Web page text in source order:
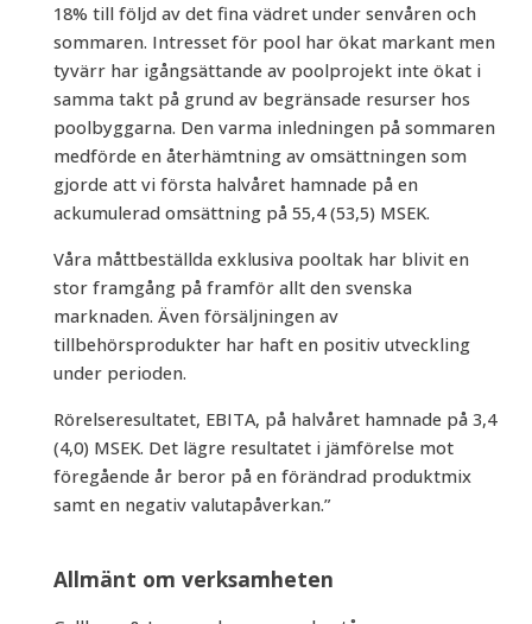
18% till följd av det fina vädret under senvåren och
sommaren. Intresset för pool har ökat markant men
tyvärr har igångsättande av poolprojekt inte ökat i
samma takt på grund av begränsade resurser hos
poolbyggarna. Den varma inledningen på sommaren
medförde en återhämtning av omsättningen som
gjorde att vi första halvåret hamnade på en
ackumulerad omsättning på 55,4 (53,5) MSEK.
Våra måttbeställda exklusiva pooltak har blivit en
stor framgång på framför allt den svenska
marknaden. Även försäljningen av
tillbehörsprodukter har haft en positiv utveckling
under perioden.
Rörelseresultatet, EBITA, på halvåret hamnade på 3,4
(4,0) MSEK. Det lägre resultatet i jämförelse mot
föregående år beror på en förändrad produktmix
samt en negativ valutapåverkan.”
Allmänt om verksamheten